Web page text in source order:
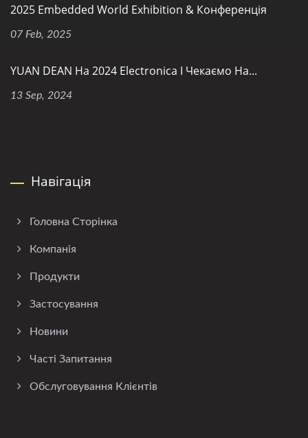
2025 Embedded World Exhibition & Конференція
07 Feb, 2025
YUAN DEAN На 2024 Electronica І Чекаємо На...
13 Sep, 2024
Навігація
Головна Сторінка
Компанія
Продукти
Застосування
Новини
Часті Запитання
Обслуговування Клієнтів